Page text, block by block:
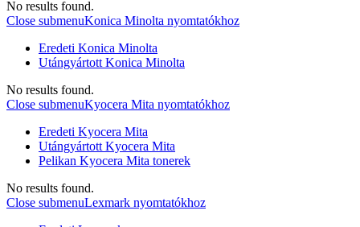
No results found.
Close submenuKonica Minolta nyomtatókhoz
Eredeti Konica Minolta
Utángyártott Konica Minolta
No results found.
Close submenuKyocera Mita nyomtatókhoz
Eredeti Kyocera Mita
Utángyártott Kyocera Mita
Pelikan Kyocera Mita tonerek
No results found.
Close submenuLexmark nyomtatókhoz